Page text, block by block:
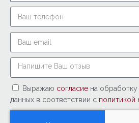
Выражаю согласие на
данных в соответствии с политикой